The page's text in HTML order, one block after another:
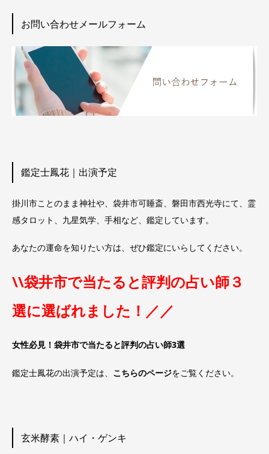
お問い合わせメールフォーム
鑑定士鳳花｜出演予定
掛川市ことのまま神社や、袋井市可睡斎、磐田市西光寺にて、霊
感タロット、九星気学、手相など、鑑定しています。
あなたの運命を知りたい方は、ぜひ鑑定にいらしてください。
\\袋井市で当たると評判の占い師３
選に選ばれました！／／
女性必見！袋井市で当たると評判の占い師3選
鑑定士鳳花の出演予定は、 こちらのページをご覧ください。
玄米酵素｜ハイ・ゲンキ